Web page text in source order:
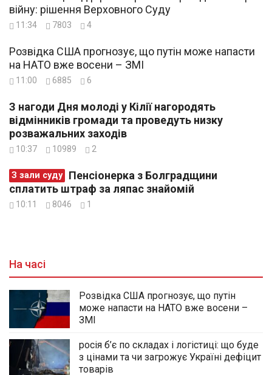
війну: рішення Верховного Суду
11:34 7803 4
Розвідка США прогнозує, що путін може напасти
на НАТО вже восени – ЗМІ
11:00 6885 6
З нагоди Дня молоді у Кілії нагородять
відмінників громади та проведуть низку
розважальних заходів
10:37 10989 2
З зали суду
сплатить штраф за ляпас знайомій
10:11 8046 1
На часі
Розвідка США прогнозує, що путін
може напасти на НАТО вже восени –
ЗМІ
росія б’є по складах і логістиці: що буде
з цінами та чи загрожує Україні дефіцит
товарів